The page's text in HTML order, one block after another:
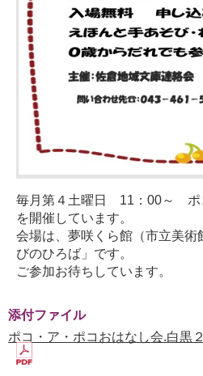
毎月第４土曜日 11：00～ ポ
を開催しています。
会場は、夢咲くら館（市立美術
びのひろば」です。
ご参加お待ちしています。
添付ファイル
ポコ・ア・ポコおはなし会.白